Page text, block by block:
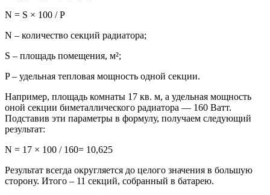
N = S × 100 / P
N – количество секций радиатора;
S – площадь помещения, м²;
P – удельная тепловая мощность одной секции.
Например, площадь комнаты 17 кв. м, а удельная мощность
оной секции биметаллического радиатора — 160 Ватт.
Подставив эти параметры в формулу, получаем следующий
результат:
N = 17 × 100 / 160= 10,625
Результат всегда округляется до целого значения в большую
сторону. Итого – 11 секций, собранный в батарею.